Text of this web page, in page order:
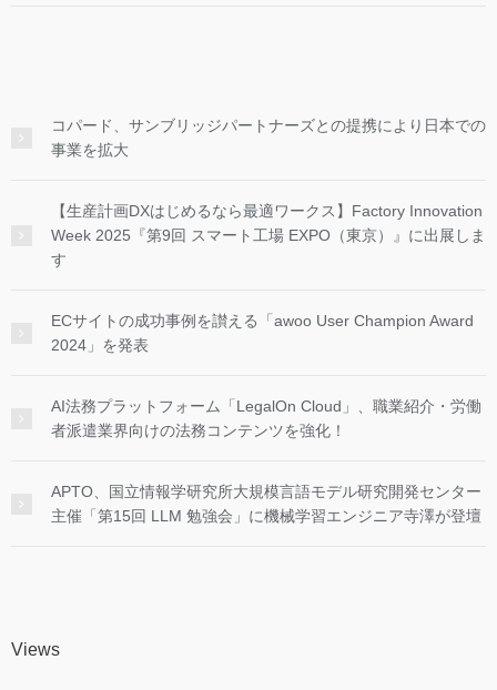
コパード、サンブリッジパートナーズとの提携により日本での
事業を拡大
【生産計画DXはじめるなら最適ワークス】Factory Innovation
Week 2025『第9回 スマート工場 EXPO（東京）』に出展しま
す
ECサイトの成功事例を讃える「awoo User Champion Award
2024」を発表
AI法務プラットフォーム「LegalOn Cloud」、職業紹介・労働
者派遣業界向けの法務コンテンツを強化！
APTO、国立情報学研究所大規模言語モデル研究開発センター
主催「第15回 LLM 勉強会」に機械学習エンジニア寺澤が登壇
Views